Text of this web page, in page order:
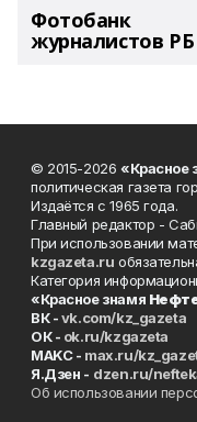
Фотобанк
журналистов РБ
© 2015-2026 «Красное
политическая газета
Издаётся с 1965 года.
Главный редактор -
При использовании
kzgazeta.ru
Категория
«Красное знамя
ВК -vk.com/kz_gazeta
ОК - ok.ru/kzgazeta
MAKC - max.ru/
Я.Дзен - dzen.ru/
Об использовании